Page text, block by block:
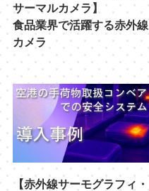
サーマルカメラ】
食品業界で活躍する赤外線
カメラ
【赤外線サーモグラフィ・